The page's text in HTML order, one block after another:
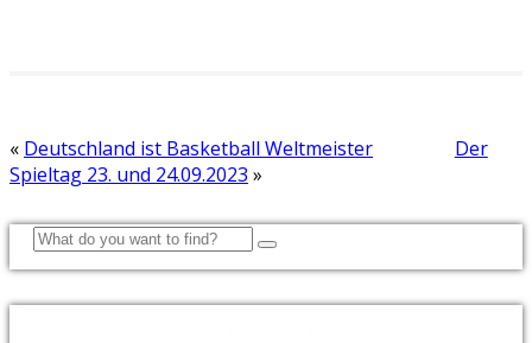
« Deutschland ist Basketball Weltmeister
Der
Spieltag 23. und 24.09.2023 »